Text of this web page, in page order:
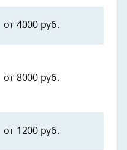
от 4000 руб.
от 8000 руб.
от 1200 руб.